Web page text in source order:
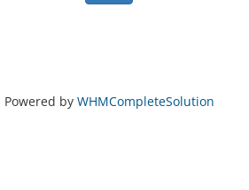
Powered by WHMCompleteSolution